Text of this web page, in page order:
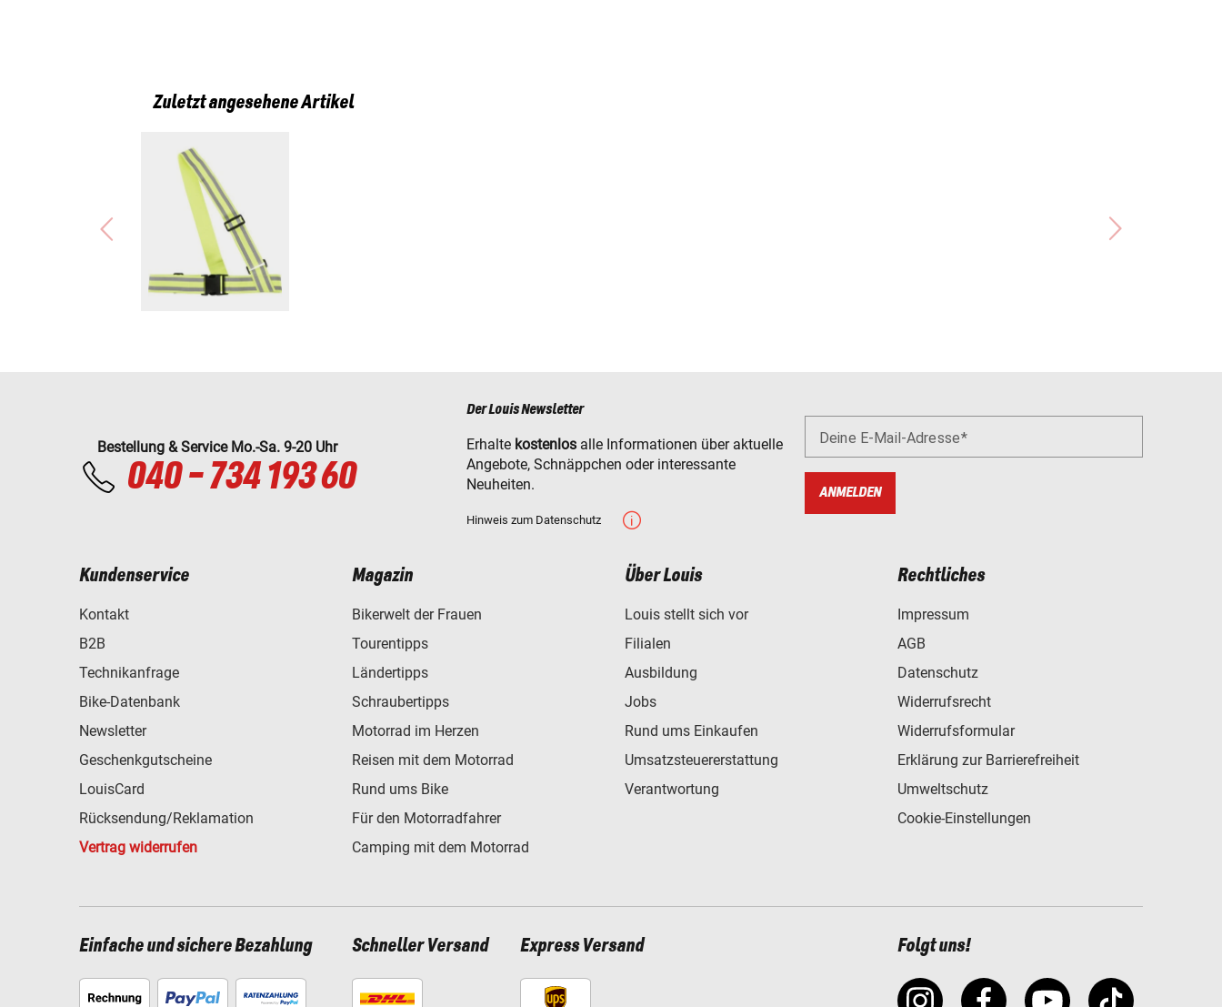
Zuletzt angesehene Artikel
Bestellung & Service Mo.-Sa. 9-20 Uhr
040 - 734 193 60
Der Louis Newsletter
Erhalte kostenlos alle Informationen über aktuelle
Angebote, Schnäppchen oder interessante
Neuheiten.
Hinweis zum Datenschutz
Deine E-Mail-Adresse
ANMELDEN
Kundenservice
Kontakt
B2B
Technikanfrage
Bike-Datenbank
Newsletter
Geschenkgutscheine
LouisCard
Rücksendung/Reklamation
Vertrag widerrufen
Magazin
Bikerwelt der Frauen
Tourentipps
Ländertipps
Schraubertipps
Motorrad im Herzen
Reisen mit dem Motorrad
Rund ums Bike
Für den Motorradfahrer
Camping mit dem Motorrad
Über Louis
Louis stellt sich vor
Filialen
Ausbildung
Jobs
Rund ums Einkaufen
Umsatzsteuererstattung
Verantwortung
Rechtliches
Impressum
AGB
Datenschutz
Widerrufsrecht
Widerrufsformular
Erklärung zur Barrierefreiheit
Umweltschutz
Cookie-Einstellungen
Einfache und sichere Bezahlung Schneller Versand Express Versand Folgt uns!